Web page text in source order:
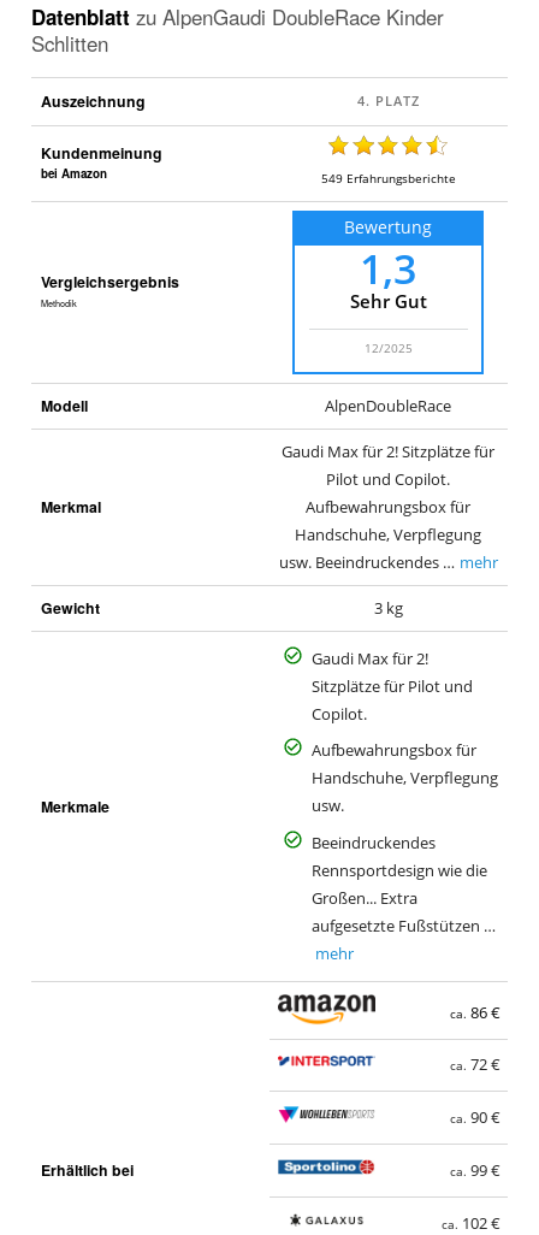
Datenblatt zu AlpenGaudi DoubleRace Kinder
Schlitten
Auszeichnung
Kundenmeinung
bei Amazon 549 Erfahrungsberichte
Vergleichsergebnis
Methodik
Bewertung
1,3
Sehr Gut
12/2025
Modell AlpenDoubleRace
Merkmal
Gaudi Max für 2! Sitzplätze für
Pilot und Copilot.
Aufbewahrungsbox für
Handschuhe, Verpflegung
usw. Beeindruckendes … mehr
Gewicht 3 kg
Merkmale
Gaudi Max für 2!
Sitzplätze für Pilot und
Copilot.
Aufbewahrungsbox für
Handschuhe, Verpflegung
usw.
Beeindruckendes
Rennsportdesign wie die
Großen... Extra
aufgesetzte Fußstützen …
mehr
Erhältlich bei
ca. 86 €
ca. 72 €
ca. 90 €
ca. 99 €
ca. 102 €